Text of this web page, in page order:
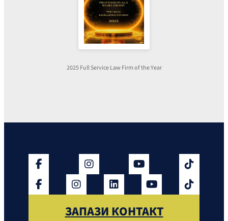
2025 Full Service Law Firm of the Year
ЗАПАЗИ КОНТАКТ